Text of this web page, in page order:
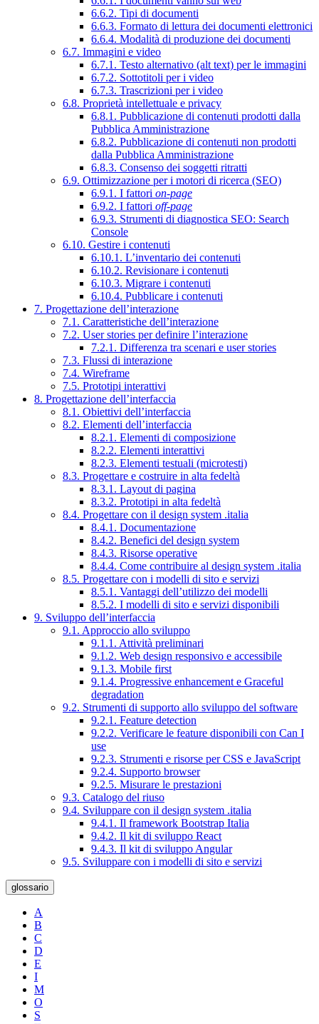
6.6.2. Tipi di documenti
6.6.3. Formato di lettura dei documenti elettronici
6.6.4. Modalità di produzione dei documenti
6.7. Immagini e video
6.7.1. Testo alternativo (alt text) per le immagini
6.7.2. Sottotitoli per i video
6.7.3. Trascrizioni per i video
6.8. Proprietà intellettuale e privacy
6.8.1. Pubblicazione di contenuti prodotti dalla
Pubblica Amministrazione
6.8.2. Pubblicazione di contenuti non prodotti
dalla Pubblica Amministrazione
6.8.3. Consenso dei soggetti ritratti
6.9. Ottimizzazione per i motori di ricerca (SEO)
6.9.1. I fattori on-page
6.9.2. I fattori off-page
6.9.3. Strumenti di diagnostica SEO: Search
Console
6.10. Gestire i contenuti
6.10.1. L’inventario dei contenuti
6.10.2. Revisionare i contenuti
6.10.3. Migrare i contenuti
6.10.4. Pubblicare i contenuti
7. Progettazione dell’interazione
7.1. Caratteristiche dell’interazione
7.2. User stories per definire l’interazione
7.2.1. Differenza tra scenari e user stories
7.3. Flussi di interazione
7.4. Wireframe
7.5. Prototipi interattivi
8. Progettazione dell’interfaccia
8.1. Obiettivi dell’interfaccia
8.2. Elementi dell’interfaccia
8.2.1. Elementi di composizione
8.2.2. Elementi interattivi
8.2.3. Elementi testuali (microtesti)
8.3. Progettare e costruire in alta fedeltà
8.3.1. Layout di pagina
8.3.2. Prototipi in alta fedeltà
8.4. Progettare con il design system .italia
8.4.1. Documentazione
8.4.2. Benefici del design system
8.4.3. Risorse operative
8.4.4. Come contribuire al design system .italia
8.5. Progettare con i modelli di sito e servizi
8.5.1. Vantaggi dell’utilizzo dei modelli
8.5.2. I modelli di sito e servizi disponibili
9. Sviluppo dell’interfaccia
9.1. Approccio allo sviluppo
9.1.1. Attività preliminari
9.1.2. Web design responsivo e accessibile
9.1.3. Mobile first
9.1.4. Progressive enhancement e Graceful
degradation
9.2. Strumenti di supporto allo sviluppo del software
9.2.1. Feature detection
9.2.2. Verificare le feature disponibili con Can I
use
9.2.3. Strumenti e risorse per CSS e JavaScript
9.2.4. Supporto browser
9.2.5. Misurare le prestazioni
9.3. Catalogo del riuso
9.4. Sviluppare con il design system .italia
9.4.1. Il framework Bootstrap Italia
9.4.2. Il kit di sviluppo React
9.4.3. Il kit di sviluppo Angular
9.5. Sviluppare con i modelli di sito e servizi
glossario
A
B
C
D
E
I
M
O
S